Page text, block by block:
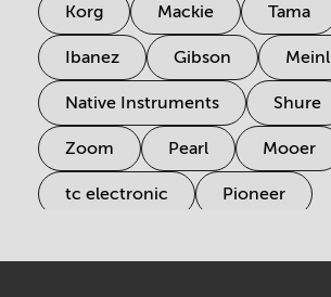
Korg Mackie Tama
Ibanez Gibson Meinl
Native Instruments Shure
Zoom Pearl Mooer
tc electronic Pioneer